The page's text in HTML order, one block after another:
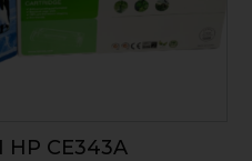
HP CE343A